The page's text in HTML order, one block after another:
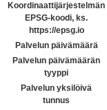
Koordinaattijärjestelmän
EPSG-koodi, ks.
https://epsg.io
Palvelun päivämäärä
Palvelun päivämäärän
tyyppi
Palvelun yksilöivä
tunnus